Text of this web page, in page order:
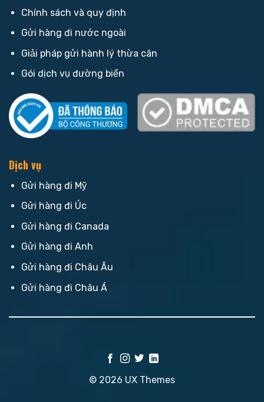
Chính sách và quy định
Gửi hàng đi nước ngoài
Giải pháp gửi hành lý thừa cân
Gói dịch vụ đường biển
Dịch vụ
Gửi hàng đi Mỹ
Gửi hàng đi Úc
Gửi hàng đi Canada
Gửi hàng đi Anh
Gửi hàng đi Châu Âu
Gửi hàng đi Châu Á
© 2026 UX Themes